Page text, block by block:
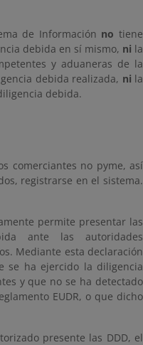
de Información no tiene
debida en sí mismo, ni la
y aduaneras de la
debida realizada, ni la
debida.
comerciantes no pyme, así
registrarse en el sistema.
permite presentar las
ante las autoridades
Mediante esta declaración
se ha ejercido la diligencia
y que no se ha detectado
EUDR, o que dicho
presente las DDD, el